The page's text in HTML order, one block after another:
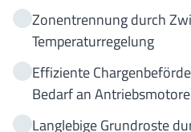
Zonentrennung durch
Temperaturregelung
Effiziente
Bedarf an
Langlebige Grundroste